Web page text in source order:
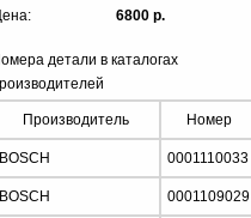
6800 р.
детали в каталогах
Производитель Номер
BOSCH 0001110033
BOSCH 0001109029